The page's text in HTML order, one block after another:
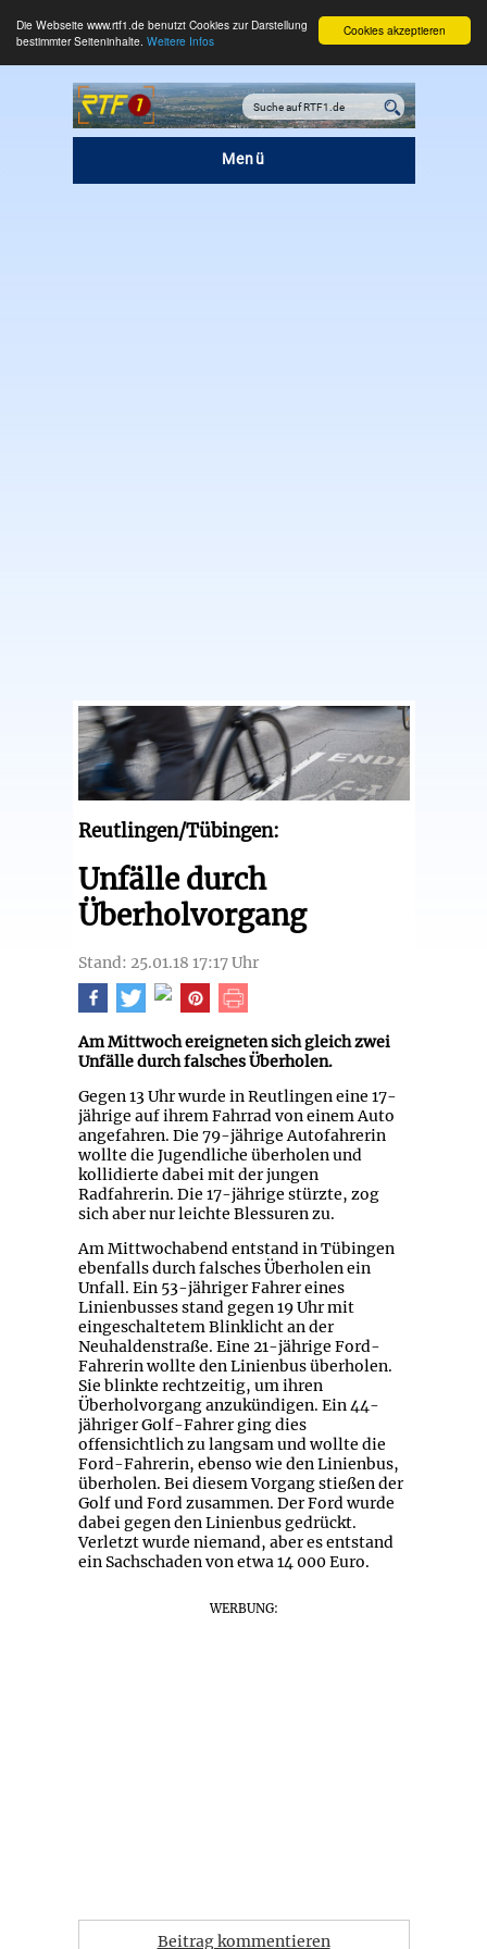
Cookies akzeptieren
Die Webseite www.rtf1.de benutzt Cookies zur Darstellung
bestimmter Seiteninhalte. Weitere Infos
Menü
Reutlingen/Tübingen:
Unfälle durch
Überholvorgang
Stand: 25.01.18 17:17 Uhr
Am Mittwoch ereigneten sich gleich zwei
Unfälle durch falsches Überholen.
Gegen 13 Uhr wurde in Reutlingen eine 17-
jährige auf ihrem Fahrrad von einem Auto
angefahren. Die 79-jährige Autofahrerin
wollte die Jugendliche überholen und
kollidierte dabei mit der jungen
Radfahrerin. Die 17-jährige stürzte, zog
sich aber nur leichte Blessuren zu.
Am Mittwochabend entstand in Tübingen
ebenfalls durch falsches Überholen ein
Unfall. Ein 53-jähriger Fahrer eines
Linienbusses stand gegen 19 Uhr mit
eingeschaltetem Blinklicht an der
Neuhaldenstraße. Eine 21-jährige Ford-
Fahrerin wollte den Linienbus überholen.
Sie blinkte rechtzeitig, um ihren
Überholvorgang anzukündigen. Ein 44-
jähriger Golf-Fahrer ging dies
offensichtlich zu langsam und wollte die
Ford-Fahrerin, ebenso wie den Linienbus,
überholen. Bei diesem Vorgang stießen der
Golf und Ford zusammen. Der Ford wurde
dabei gegen den Linienbus gedrückt.
Verletzt wurde niemand, aber es entstand
ein Sachschaden von etwa 14 000 Euro.
WERBUNG:
Beitrag kommentieren